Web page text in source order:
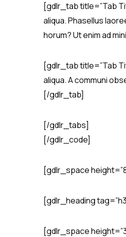
[gdlr_tab title=”Tab
aliqua. Phasellus
horum? Ut enim ad
[gdlr_tab title=”Tab
aliqua. A communi
[/gdlr_tab]
[/gdlr_tabs]
[/gdlr_code]
[gdlr_space
[gdlr_heading
[gdlr_space